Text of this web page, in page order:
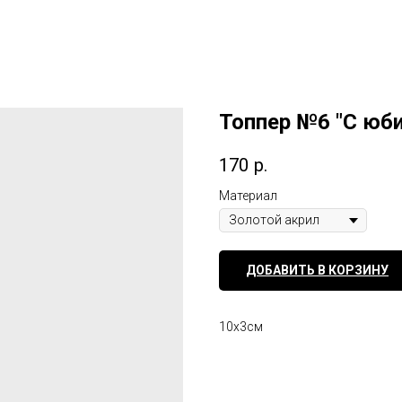
Топпер №6 "С
170 р.
Материал
ДОБАВИТЬ В КОРЗИНУ
10х3см